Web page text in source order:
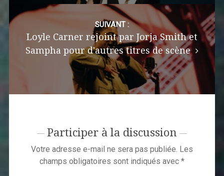
SUIVANT :
Loyle Carner rejoint par Jorja Smith et
Sampha pour d'autres titres de scène
Participer à la discussion
Votre adresse e-mail ne sera pas publiée. Les
champs obligatoires sont indiqués avec *